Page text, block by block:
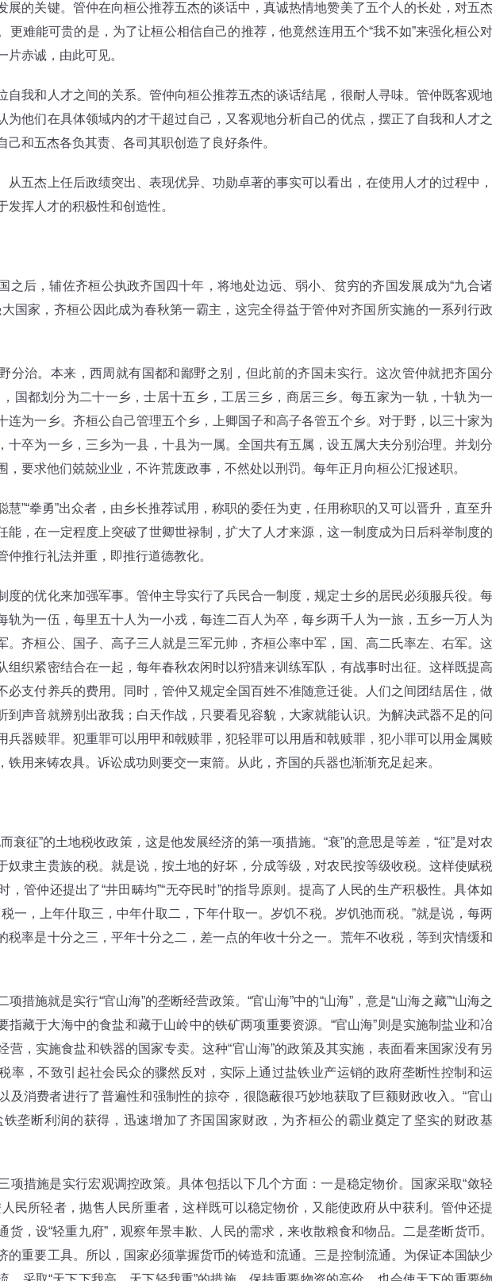
展的关键。管仲在向桓公推荐五杰的谈话中，真诚热情地赞美了五个人的长处，对五杰
更难能可贵的是，为了让桓公相信自己的推荐，他竟然连用五个“我不如”来强化桓公对
片赤诚，由此可见。
我和人才之间的关系。管仲向桓公推荐五杰的谈话结尾，很耐人寻味。管仲既客观地
为他们在具体领域内的才干超过自己，又客观地分析自己的优点，摆正了自我和人才之
己和五杰各负其责、各司其职创造了良好条件。
五杰上任后政绩突出、表现优异、功勋卓著的事实可以看出，在使用人才的过程中，
发挥人才的积极性和创造性。
后，辅佐齐桓公执政齐国四十年，将地处边远、弱小、贫穷的齐国发展成为“九合诸
国家，齐桓公因此成为春秋第一霸主，这完全得益于管仲对齐国所实施的一系列行政
治。本来，西周就有国都和鄙野之别，但此前的齐国未实行。这次管仲就把齐国分
，国都划分为二十一乡，士居十五乡，工居三乡，商居三乡。每五家为一轨，十轨为一
连为一乡。齐桓公自己管理五个乡，上卿国子和高子各管五个乡。对于野，以三十家为
十卒为一乡，三乡为一县，十县为一属。全国共有五属，设五属大夫分别治理。并划分
，要求他们兢兢业业，不许荒废政事，不然处以刑罚。每年正月向桓公汇报述职。
”“拳勇”出众者，由乡长推荐试用，称职的委任为吏，任用称职的又可以晋升，直至升
能，在一定程度上突破了世卿世禄制，扩大了人才来源，这一制度成为日后科举制度的
仲推行礼法并重，即推行道德教化。
的优化来加强军事。管仲主导实行了兵民合一制度，规定士乡的居民必须服兵役。每
轨为一伍，每里五十人为一小戎，每连二百人为卒，每乡两千人为一旅，五乡一万人为
。齐桓公、国子、高子三人就是三军元帅，齐桓公率中军，国、高二氏率左、右军。这
组织紧密结合在一起，每年春秋农闲时以狩猎来训练军队，有战事时出征。这样既提高
必支付养兵的费用。同时，管仲又规定全国百姓不准随意迁徙。人们之间团结居住，做
到声音就辨别出敌我；白天作战，只要看见容貌，大家就能认识。为解决武器不足的问
兵器赎罪。犯重罪可以用甲和戟赎罪，犯轻罪可以用盾和戟赎罪，犯小罪可以用金属赎
铁用来铸农具。诉讼成功则要交一束箭。从此，齐国的兵器也渐渐充足起来。
征”的土地税收政策，这是他发展经济的第一项措施。“衰”的意思是等差，“征”是对农
奴隶主贵族的税。就是说，按土地的好坏，分成等级，对农民按等级收税。这样使赋税
，管仲还提出了“井田畴均”“无夺民时”的指导原则。提高了人民的生产积极性。具体如
一，上年什取三，中年什取二，下年什取一。岁饥不税。岁饥弛而税。”就是说，每两
税率是十分之三，平年十分之二，差一点的年收十分之一。荒年不收税，等到灾情缓和
施就是实行“官山海”的垄断经营政策。“官山海”中的“山海”，意是“山海之藏”“山海之
指藏于大海中的食盐和藏于山岭中的铁矿两项重要资源。“官山海”则是实施制盐业和冶
营，实施食盐和铁器的国家专卖。这种“官山海”的政策及其实施，表面看来国家没有另
率，不致引起社会民众的骤然反对，实际上通过盐铁业产运销的政府垄断性控制和运
及消费者进行了普遍性和强制性的掠夺，很隐蔽很巧妙地获取了巨额财政收入。“官山
铁垄断利润的获得，迅速增加了齐国国家财政，为齐桓公的霸业奠定了坚实的财政基
措施是实行宏观调控政策。具体包括以下几个方面：一是稳定物价。国家采取“敛轻
民所轻者，抛售人民所重者，这样既可以稳定物价，又能使政府从中获利。管仲还提
货，设“轻重九府”，观察年景丰歉、人民的需求，来收散粮食和物品。二是垄断货币。
的重要工具。所以，国家必须掌握货币的铸造和流通。三是控制流通。为保证本国缺少